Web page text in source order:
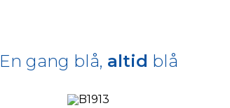
En gang blå, altid blå